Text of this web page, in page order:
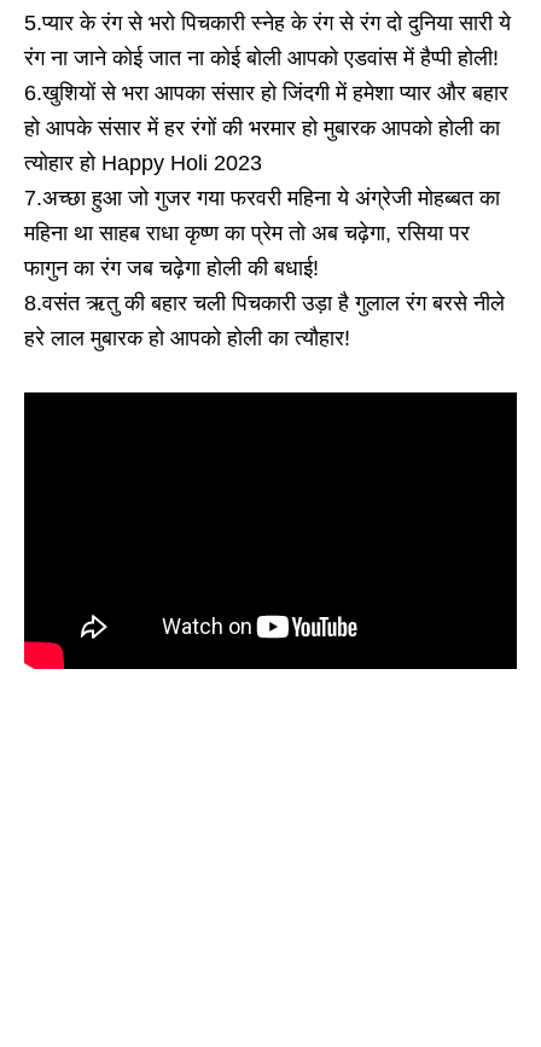
5.प्यार के रंग से भरो पिचकारी स्नेह के रंग से रंग दो दुनिया सारी ये
रंग ना जाने कोई जात ना कोई बोली आपको एडवांस में हैप्पी होली!
6.खुशियों से भरा आपका संसार हो जिंदगी में हमेशा प्यार और बहार
हो आपके संसार में हर रंगों की भरमार हो मुबारक आपको होली का
त्योहार हो Happy Holi 2023
7.अच्छा हुआ जो गुजर गया फरवरी महिना ये अंग्रेजी मोहब्बत का
महिना था साहब राधा कृष्ण का प्रेम तो अब चढ़ेगा, रसिया पर
फागुन का रंग जब चढ़ेगा होली की बधाई!
8.वसंत ऋतु की बहार चली पिचकारी उड़ा है गुलाल रंग बरसे नीले
हरे लाल मुबारक हो आपको होली का त्यौहार!